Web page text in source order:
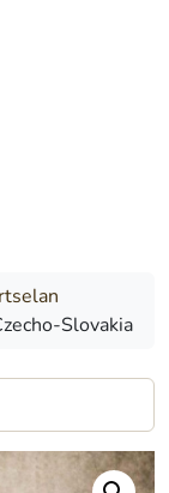
Slovakia